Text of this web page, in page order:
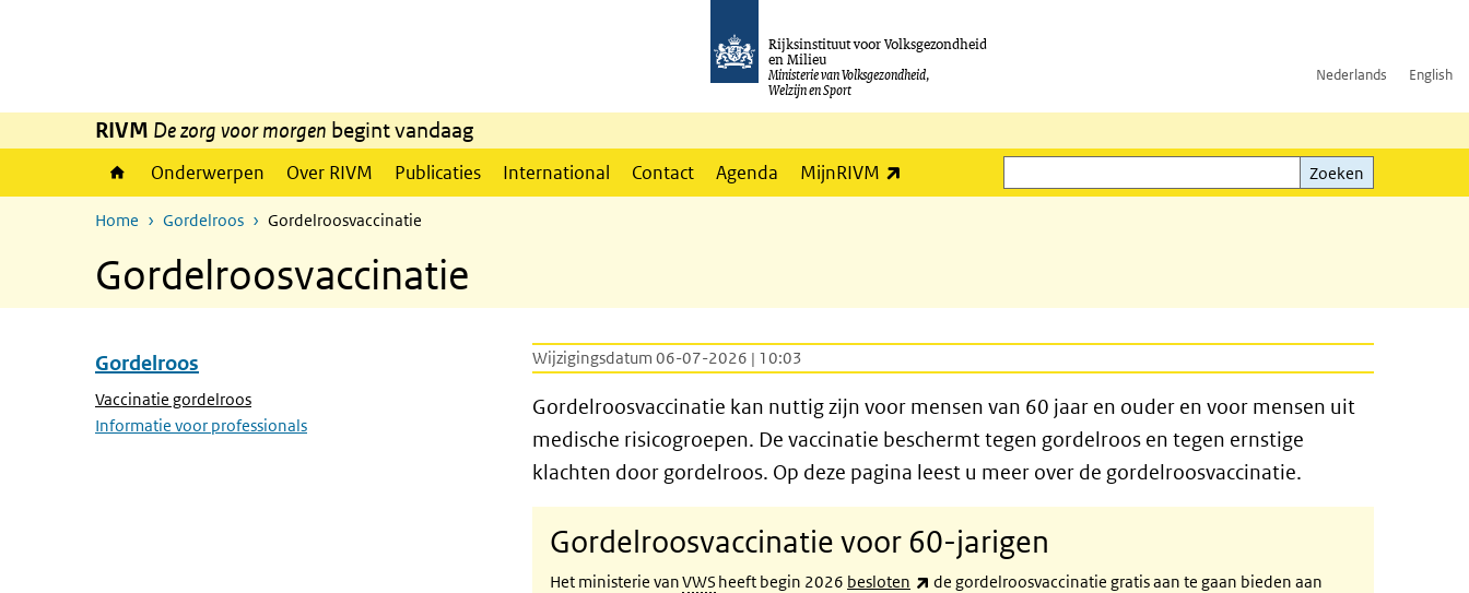
Rijksinstituut voor Volksgezondheid
en Milieu
Ministerie van Volksgezondheid,
Welzijn en Sport
Nederlands English
RIVM De zorg voor morgen begint vandaag
Onderwerpen Over RIVM Publicaties International Contact Agenda MijnRIVM
Zoeken
Zoeken
Home Gordelroos Gordelroosvaccinatie
Gordelroosvaccinatie
Overslaan menu Gordelroos
Gordelroos
Vaccinatie gordelroos(Actieve pagina)
Informatie voor professionals
Wijzigingsdatum 06-07-2026 | 10:03
Gordelroosvaccinatie kan nuttig zijn voor mensen van 60 jaar en ouder en voor mensen uit
medische risicogroepen. De vaccinatie beschermt tegen gordelroos en tegen ernstige
klachten door gordelroos. Op deze pagina leest u meer over de gordelroosvaccinatie.
Gordelroosvaccinatie voor 60-jarigen
Het ministerie vanVWS heeft begin 2026 besloten (externe link)
de gordelroosvaccinatie gratis aan te gaan bieden aan